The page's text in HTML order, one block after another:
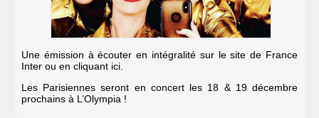
Une émission à écouter en intégralité sur le site de France
Inter ou en cliquant ici.
Les Parisiennes seront en concert les 18 & 19 décembre
prochains à L’Olympia !